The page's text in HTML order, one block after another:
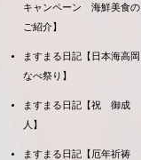
キャンペーン 海鮮美食の
ご紹介】
ますまる日記【日本海高岡
なべ祭り】
ますまる日記【祝 御成
人】
ますまる日記【厄年祈祷